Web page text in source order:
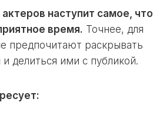
наступит самое, что
время. Точнее, для
предпочитают раскрывать
делиться ими с публикой.